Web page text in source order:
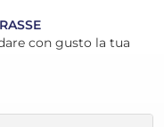
con gusto la tua